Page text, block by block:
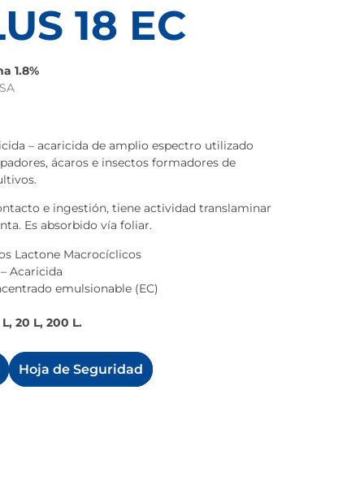
18 EC
1.8%
– acaricida de amplio espectro utilizado
ácaros e insectos formadores de
e ingestión, tiene actividad translaminar
Es absorbido vía foliar.
Lactone Macrocíclicos
Acaricida
emulsionable (EC)
20 L, 200 L.
Hoja de Seguridad